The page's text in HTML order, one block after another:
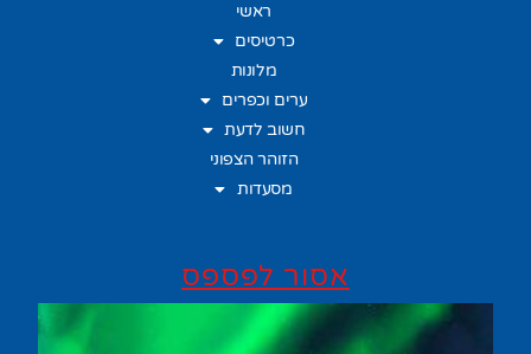
ראשי
כרטיסים
מלונות
ערים וכפרים
חשוב לדעת
הזוהר הצפוני
מסעדות
אסור לפספס